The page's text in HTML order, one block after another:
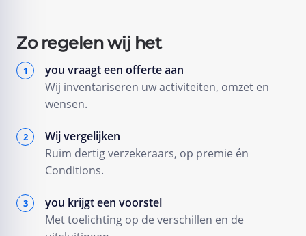
Zo regelen wij het
you vraagt een offerte aan
Wij inventariseren uw activiteiten, omzet en
wensen.
Wij vergelijken
Ruim dertig verzekeraars, op premie én
Conditions.
you krijgt een voorstel
Met toelichting op de verschillen en de